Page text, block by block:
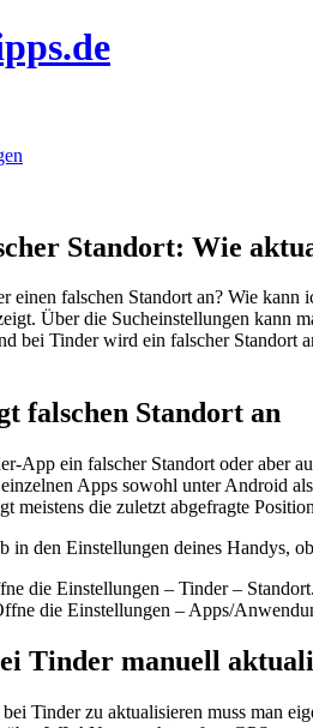
Standort: Wie
einen falschen Standort an? Wie
Über die Sucheinstellungen kann
bei Tinder wird ein falscher Standort
falschen Standort an
App ein falscher Standort oder aber
Apps sowohl unter Android
meistens die zuletzt abgefragte
in den Einstellungen deines Handys,
die Einstellungen – Tinder –
die Einstellungen – Apps/
Tinder manuell
Tinder zu aktualisieren muss man